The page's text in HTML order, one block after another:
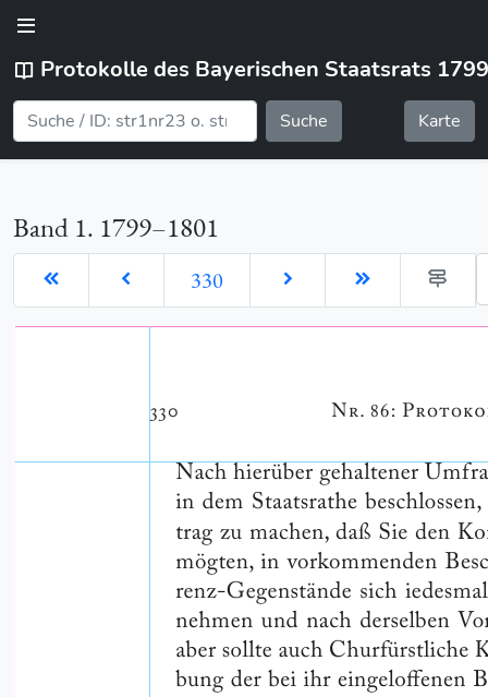
Protokolle des Bayerischen Staatsrats
Suche Karte
Band 1. 1799–1801
330